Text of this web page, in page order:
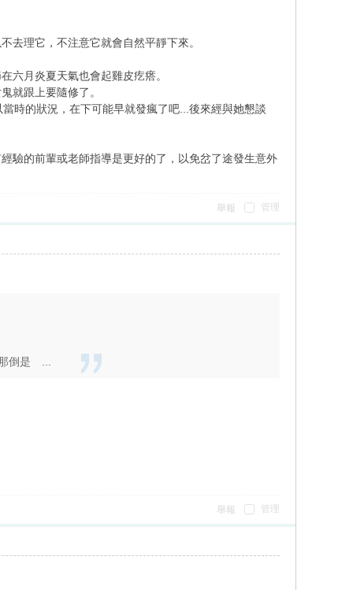
去理它，不注意它就會自然平靜下來。
六月炎夏天氣也會起雞皮疙瘩。
就跟上要隨修了。
時的狀況，在下可能早就發瘋了吧...後來經與她懇談
驗的前輩或老師指導是更好的了，以免岔了途發生意外
管理
舉報
倒是 ...
管理
舉報